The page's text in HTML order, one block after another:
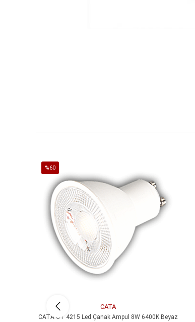
%60
İndirim
%60İndirim
CATA
CATA CT 4215 Led Çanak Ampul 8W 6400K Beyaz